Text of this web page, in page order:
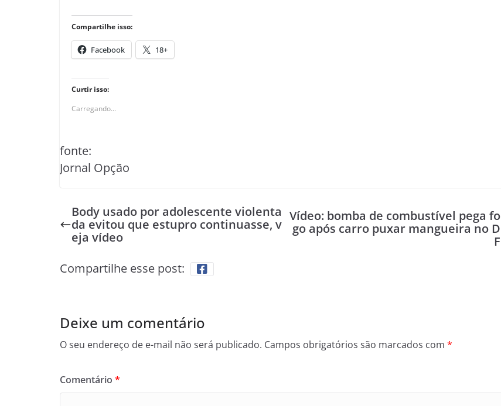
Compartilhe isso:
Facebook 18+
Curtir isso:
Carregando...
fonte:
Jornal Opção
Body usado por adolescente violenta
da evitou que estupro continuasse, v
eja vídeo
Vídeo: bomba de combustível pega fo
go após carro puxar mangueira no D
F
Compartilhe esse post:
Deixe um comentário
O seu endereço de e-mail não será publicado. Campos obrigatórios são marcados com *
Comentário *